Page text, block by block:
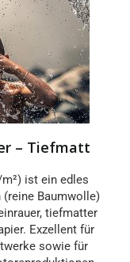
– Tiefmatt
ist ein edles
(reine Baumwolle)
tiefmatter
Exzellent für
sowie für